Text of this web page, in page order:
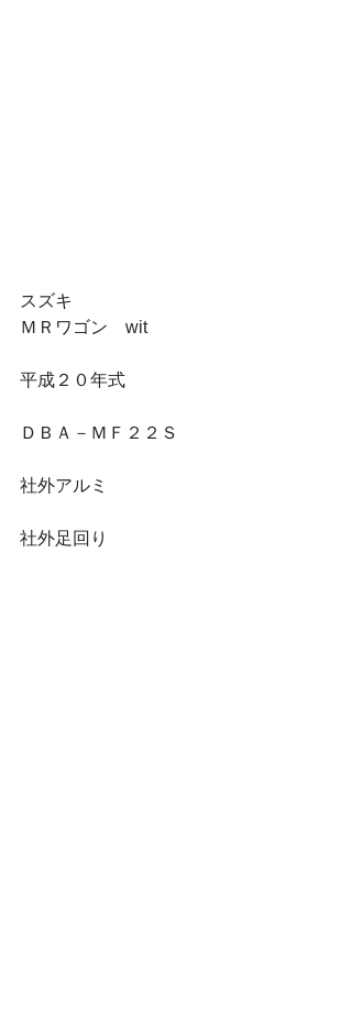
スズキ
ＭＲワゴン　wit
平成２０年式
ＤＢＡ－ＭＦ２２Ｓ
社外アルミ
社外足回り